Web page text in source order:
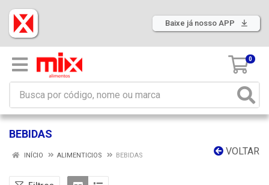
Baixe já nosso APP
0
BEBIDAS
VOLTAR
INÍCIO ALIMENTICIOS BEBIDAS